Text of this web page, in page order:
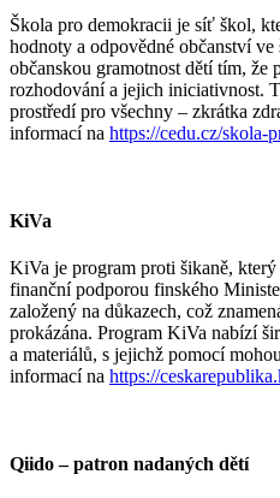
Škola pro demokracii je síť škol,
hodnoty a odpovědné občanství
občanskou gramotnost dětí tím,
rozhodování a jejich iniciativnost.
prostředí pro všechny – zkrátka
informací na https://cedu.cz/skola-
KiVa
KiVa je program proti šikaně,
finanční podporou finského
založený na důkazech, což
prokázána. Program KiVa nabízí
a materiálů, s jejichž pomocí
informací na https://
Qiido – patron nadaných dětí